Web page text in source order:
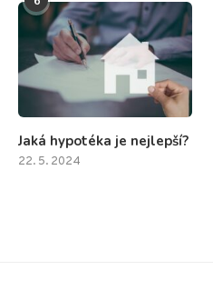
Jaká hypotéka je nejlepší?
22. 5. 2024